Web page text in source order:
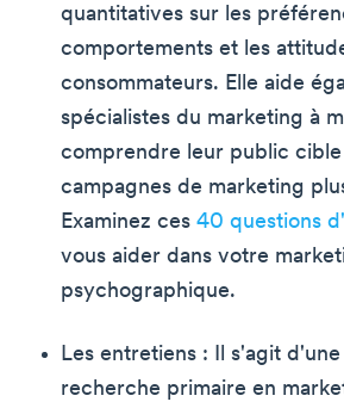
quantitatives sur les
comportements et les
consommateurs. Elle aide
spécialistes du marketing à
comprendre leur public
campagnes de marketing
Examinez ces 40 questions
vous aider dans votre
psychographique.
Les entretiens : Il s'agit
recherche primaire en